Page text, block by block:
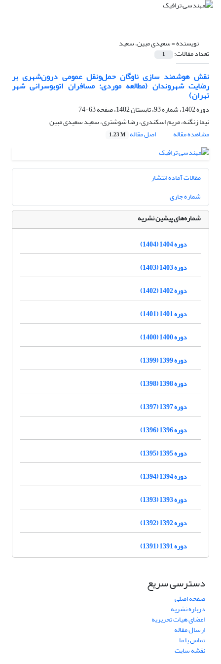
نویسنده =سعیدی مبین، سعید
تعداد مقالات: 1
نقش هوشمند سازی ناوگان حمل‌و‌نقل عمومی درون‌شهری بر
رضایت شهروندان (مطالعه موردی: مسافران اتوبوسرانی شهر
تهران)
دوره 1402، شماره 93، تابستان 1402، صفحه
63-74
نیما زنگنه، مریم اسکندری، رضا شوشتری، سعید سعیدی مبین
مشاهده مقاله
اصل مقاله 1.23 M
مقالات آماده انتشار
شماره جاری
شماره‌های پیشین نشریه
دوره 1404 (1404)
دوره 1403 (1403)
دوره 1402 (1402)
دوره 1401 (1401)
دوره 1400 (1400)
دوره 1399 (1399)
دوره 1398 (1398)
دوره 1397 (1397)
دوره 1396 (1396)
دوره 1395 (1395)
دوره 1394 (1394)
دوره 1393 (1393)
دوره 1392 (1392)
دوره 1391 (1391)
دسترسی سریع
صفحه اصلی
درباره نشریه
اعضای هیات تحریریه
ارسال مقاله
تماس با ما
نقشه سایت